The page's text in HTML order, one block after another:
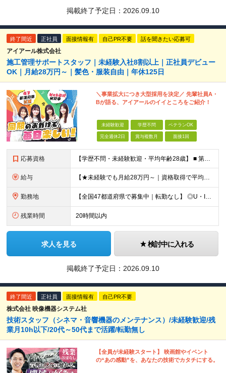
掲載終了予定日： 2026.09.10
終了間近 正社員 面接情報有 自己PR不要 話を聞きたい応募可
アイアール株式会社
施工管理サポートスタッフ｜未経験入社8割以上｜正社員デビュー
OK｜月給28万円～｜髪色・服装自由｜年休125日
＼事業拡大につき大型採用を決定／ 先輩社員A・
Bが語る、アイアールのイイところをご紹介！
未経験歓迎 学歴不問 ベテランOK
完全週休2日 賞与複数月 面接1回
応募資格 【学歴不問・未経験歓迎・平均年齢28歳】 ■ 第二新卒歓迎 ■ フリーター・社会人未経験OK ＼「アイアールで人生ワンチャンつかんでほしい！」／ …こんな社長の想いから 経験よりも人柄を重視した採用
給与 【★未経験でも月給28万円～｜資格取得で平均年収636万円★】 ■ 月給28万円～80万円+賞与年2回＋各種手当 ※月給には、固定残業代（20時間分：3万8000円～／月）を含む ※20時間を超過
勤務地 【全国47都道府県で募集中｜転勤なし】 ◎U・Iターン歓迎！家具家電付き＆家賃ナシの社員寮を完備 ◎東京支店は2025年7月に移転したばかりの綺麗なオフィス 東京・横浜・大阪・名古屋・福岡など 全国
残業時間 20時間以内
求人を見る 検討中に入れる
掲載終了予定日： 2026.09.10
終了間近 正社員 面接情報有 自己PR不要
株式会社 映像機器システム社
技術スタッフ（シネマ・音響機器のメンテナンス）/未経験歓迎/残
業月10h以下/20代～50代まで活躍/転勤無し
【全員が未経験スタート】 映画館やイベント
の“あの感動”を、あなたの技術でカタチにする。